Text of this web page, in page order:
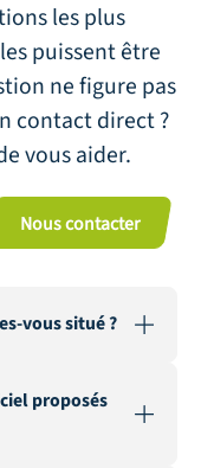
les plus
puissent être
ne figure pas
contact direct ?
vous aider.
Nous contacter
vous situé ?
proposés